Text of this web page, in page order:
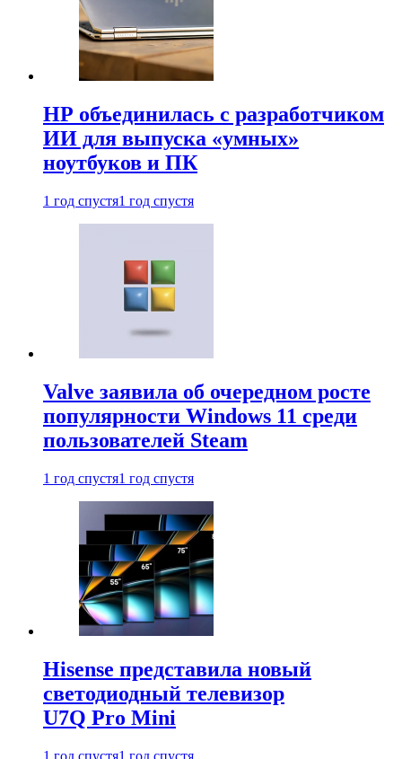
HP объединилась с разработчиком
ИИ для выпуска «умных»
ноутбуков и ПК
1 год спустя1 год спустя
Valve заявила об очередном росте
популярности Windows 11 среди
пользователей Steam
1 год спустя1 год спустя
Hisense представила новый
светодиодный телевизор
U7Q Pro Mini
1 год спустя1 год спустя